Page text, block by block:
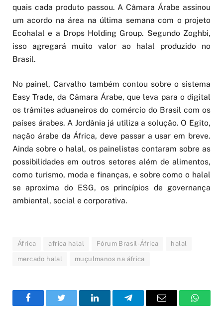
quais cada produto passou. A Câmara Árabe assinou
um acordo na área na última semana com o projeto
Ecohalal e a Drops Holding Group. Segundo Zoghbi,
isso agregará muito valor ao halal produzido no
Brasil.
No painel, Carvalho também contou sobre o sistema
Easy Trade, da Câmara Árabe, que leva para o digital
os trâmites aduaneiros do comércio do Brasil com os
países árabes. A Jordânia já utiliza a solução. O Egito,
nação árabe da África, deve passar a usar em breve.
Ainda sobre o halal, os painelistas contaram sobre as
possibilidades em outros setores além de alimentos,
como turismo, moda e finanças, e sobre como o halal
se aproxima do ESG, os princípios de governança
ambiental, social e corporativa.
África africa halal Fórum Brasil-África halal
mercado halal muçulmanos na áfrica
FacebookTwitter LinkedInTelegramEmail